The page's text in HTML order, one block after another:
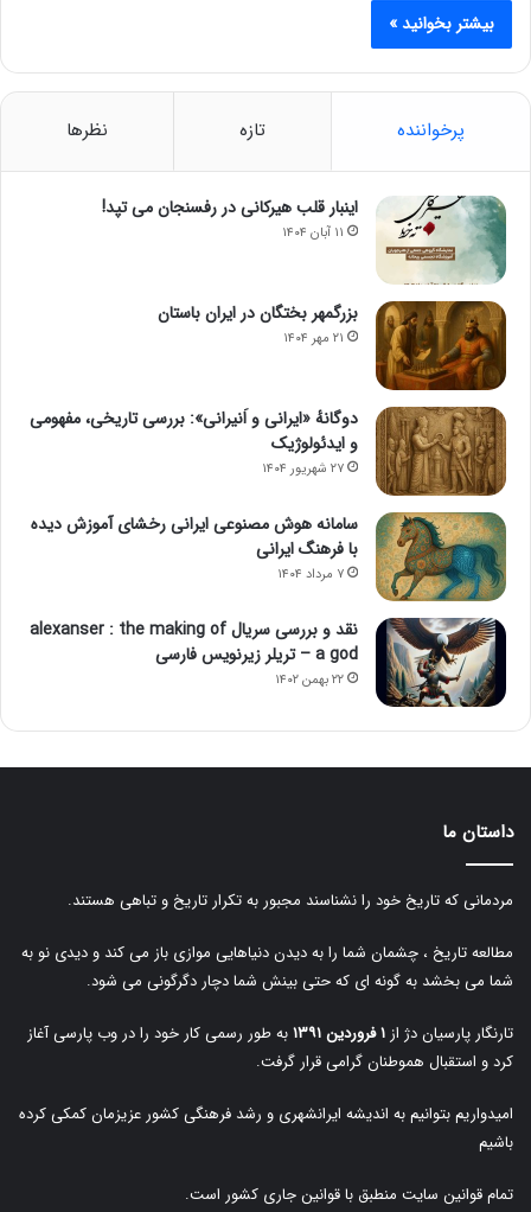
بیشتر بخوانید »
پرخواننده تازه نظرها
اینبار قلب هیرکانی در رفسنجان می تپد!
۱۱ آبان ۱۴۰۴
بزرگمهر بختگان در ایران باستان
۲۱ مهر ۱۴۰۴
دوگانهٔ «ایرانی و اَنیرانی»: بررسی تاریخی، مفهومی
و ایدئولوژیک
۲۷ شهریور ۱۴۰۴
سامانه هوش مصنوعی ایرانی رخشای آموزش دیده
با فرهنگ ایرانی
۷ مرداد ۱۴۰۴
نقد و بررسی سریال alexanser : the making of
a god – تریلر زیرنویس فارسی
۲۲ بهمن ۱۴۰۲
داستان ما
مردمانی که تاریخ خود را نشناسند مجبور به تکرار تاریخ و تباهی هستند.
مطالعه تاریخ ، چشمان شما را به دیدن دنیاهایی موازی باز می کند و دیدی نو به
شما می بخشد به گونه ای که حتی بینش شما دچار دگرگونی می شود.
تارنگار پارسیان دژ از ۱ فروردین ۱۳۹۱
به طور رسمی کار خود را در وب پارسی آغاز
کرد و استقبال هموطنان گرامی قرار گرفت.
امیدواریم بتوانیم به اندیشه ایرانشهری و رشد فرهنگی کشور عزیزمان کمکی کرده
باشیم
تمام قوانین سایت منطبق با قوانین جاری کشور است.